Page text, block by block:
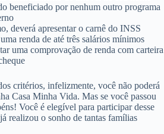
beneficiado por nenhum outro programa
deverá apresentar o carnê do INSS
renda de até três salários mínimos
uma comprovação de renda com carteira
critérios, infelizmente, você não poderá
Casa Minha Vida. Mas se você passou
Você é elegível para participar desse
realizou o sonho de tantas famílias